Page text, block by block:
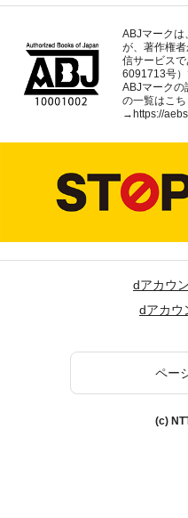
ABJマークは
が、著作権
信サービス
6091713号）
ABJマークの
の一覧はこち
→ https://
dアカウ
dアカウ
ペー
(c)